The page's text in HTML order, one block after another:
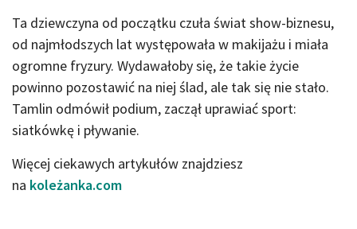
Ta dziewczyna od początku czuła świat show-biznesu,
od najmłodszych lat występowała w makijażu i miała
ogromne fryzury. Wydawałoby się, że takie życie
powinno pozostawić na niej ślad, ale tak się nie stało.
Tamlin odmówił podium, zaczął uprawiać sport:
siatkówkę i pływanie.
Więcej ciekawych artykułów znajdziesz
na koleżanka.com